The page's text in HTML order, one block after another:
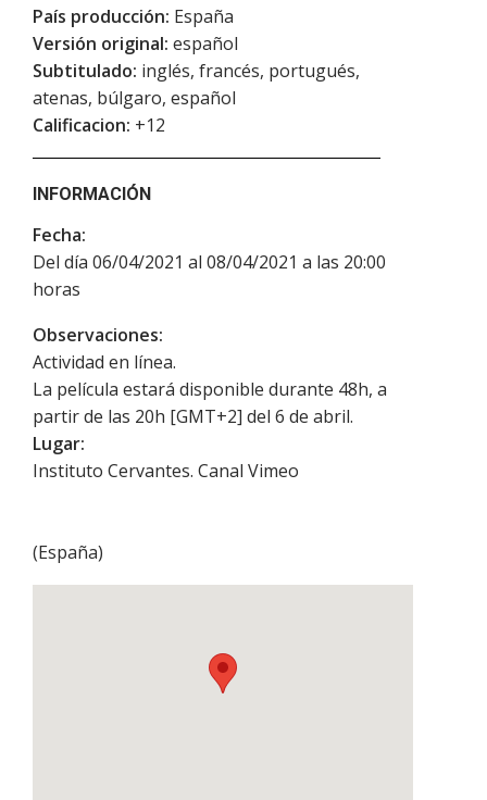
País producción: España
Versión original: español
Subtitulado: inglés, francés, portugués,
atenas, búlgaro, español
Calificacion: +12
INFORMACIÓN
Fecha:
Del día 06/04/2021 al 08/04/2021 a las 20:00
horas
Observaciones:
Actividad en línea.
La película estará disponible durante 48h, a
partir de las 20h [GMT+2] del 6 de abril.
Lugar:
Instituto Cervantes. Canal Vimeo
(España)